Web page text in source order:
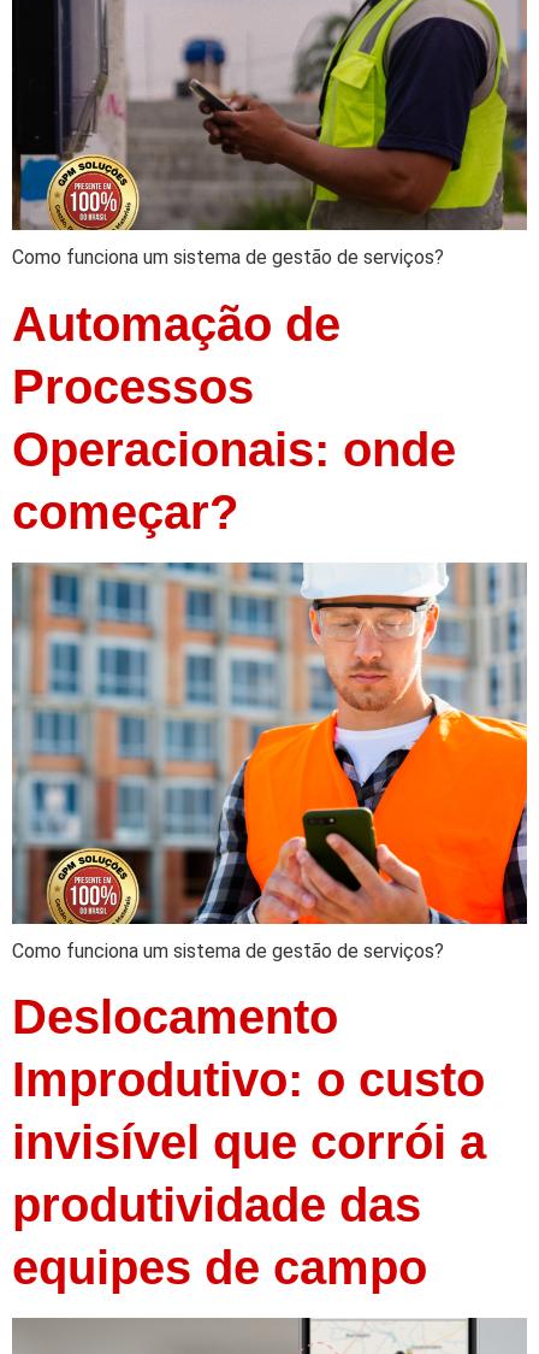
Como funciona um sistema de gestão de serviços?
Automação de
Processos
Operacionais: onde
começar?
Como funciona um sistema de gestão de serviços?
Deslocamento
Improdutivo: o custo
invisível que corrói a
produtividade das
equipes de campo